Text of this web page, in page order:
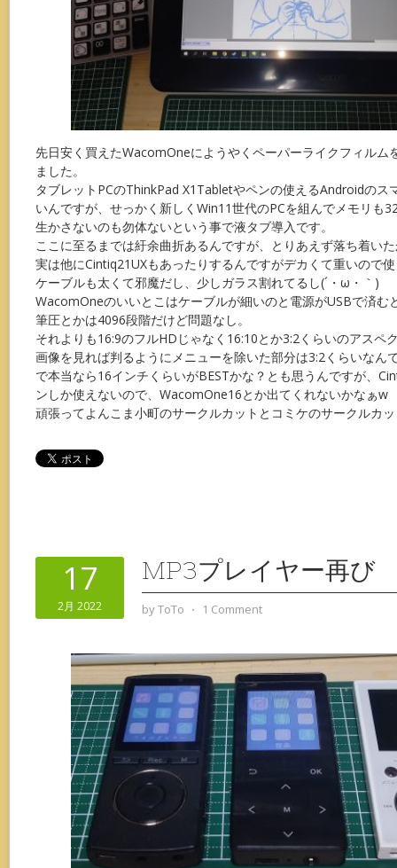
先日安く買えたWacomOneにようやくペーパーライクフィルム
ました。
タブレットPCのThinkPad X1Tabletやペンの使えるAndroidのス
いんですが、せっかく新しくWin11世代のPCを組んでメモリも
生かさないのも勿体ないという事で液タブ導入です。
ここに至るまでは紆余曲折あるんですが、とりあえず落ち着い
実は他にCintiq21UXもあったりするんですがデカくて重いので
ケーブルも太くて邪魔だし、少しガラス割れてるし(´・ω・｀)
WacomOneのいいとこはケーブルが細いのと電源がUSBで済む
筆圧とかは4096段階だけど問題なし。
それよりも16:9のフルHDじゃなく16:10とか3:2くらいのアスペ
画像を見れば判るようにメニューを除いた部分は3:2くらいなん
で本当なら16インチくらいがBESTかな？とも思うんですが、
ンしか使えないので、WacomOne16とか出てくれないかなぁw
頑張ってよんこま小町のサークルカットとコミケのサークルカ
17
2月 2022
MP3プレイヤー再び
byToTo ⋅ 1 Comment